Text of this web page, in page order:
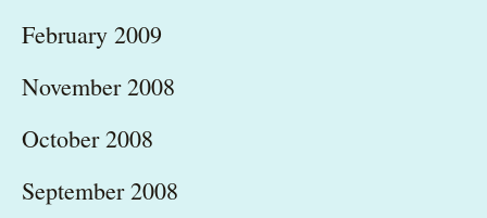
February 2009
November 2008
October 2008
September 2008